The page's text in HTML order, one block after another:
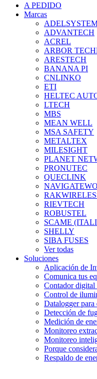
A PEDIDO
Marcas
ADVANTECH
ACREL
ARBOR
ARESTECH
BANANA PI
CNLINKO
ETI
HELTEC
LTECH
MBS
MEAN WELL
MSA SAFETY
METALTEX
MILESIGHT
PLANET
PRONUTEC
QUECLINK
RIEVTECH
ROBUSTEL
SCAME
SHELLY
SIBA FUSES
Ver todas
Soluciones
Aplicación de
Comunica tus
Contador digital
Control de
Datalogger
Detección de
Medición de
Monitoreo
Monitoreo
Porque
Respaldo de